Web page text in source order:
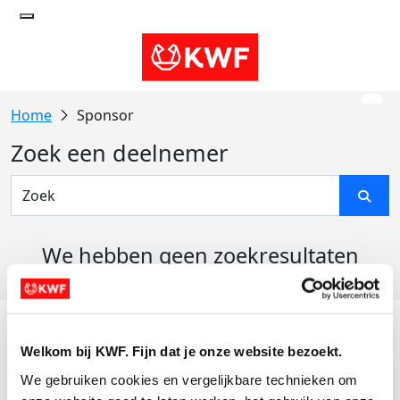
Welkom bij KWF. Fijn dat je onze website bezoekt.
We gebruiken cookies en vergelijkbare technieken om
Sponsor
Zoek een deelnemer
We hebben geen zoekresultaten
Actiematerialen
Evenementen